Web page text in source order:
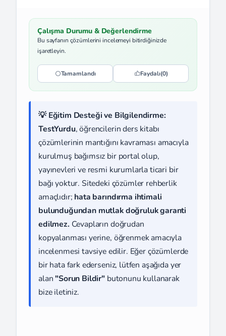
Çalışma Durumu & Değerlendirme
Bu sayfanın çözümlerini incelemeyi bitirdiğinizde
işaretleyin.
Tamamlandı Faydalı(0)
💡 Eğitim Desteği ve Bilgilendirme:
TestYurdu, öğrencilerin ders kitabı
çözümlerinin mantığını kavraması amacıyla
kurulmuş bağımsız bir portal olup,
yayınevleri ve resmi kurumlarla ticari bir
bağı yoktur. Sitedeki çözümler rehberlik
amaçlıdır; hata barındırma ihtimali
bulunduğundan mutlak doğruluk garanti
edilmez. Cevapların doğrudan
kopyalanması yerine, öğrenmek amacıyla
incelenmesi tavsiye edilir. Eğer çözümlerde
bir hata fark ederseniz, lütfen aşağıda yer
alan "Sorun Bildir" butonunu kullanarak
bize iletiniz.